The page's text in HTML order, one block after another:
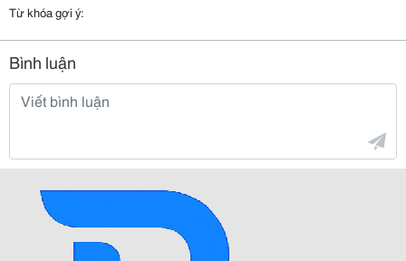
Từ khóa gợi ý:
Bình luận